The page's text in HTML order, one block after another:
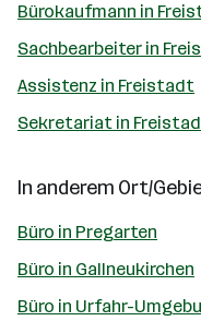
Bürokaufmann in
Sachbearbeiter in
Assistenz in Freistadt
Sekretariat in
In anderem Ort/
Büro in Pregarten
Büro in Gallneukirchen
Büro in Urfahr-